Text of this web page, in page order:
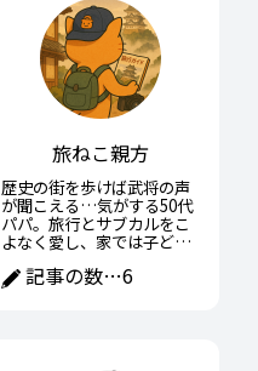
旅ねこ親方
歴史の街を歩けば武将の声
が聞こえる…気がする50代
パパ。旅行とサブカルをこ
よなく愛し、家では子ども
かに戦国武将の子育て術に
学ぶ日々。趣味と家族の間
記事の数…6